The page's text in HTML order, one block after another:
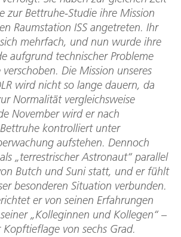
zur Bettruhe-Studie ihre Mission
Raumstation ISS angetreten. Ihr
mehrfach, und nun wurde ihre
aufgrund technischer Probleme
Die Mission unseres
wird nicht so lange dauern, da
Normalität vergleichsweise
November wird er nach
kontrolliert unter
aufstehen. Dennoch
„terrestrischer Astronaut“ parallel
Butch und Suni statt, und er fühlt
besonderen Situation verbunden.
er von seinen Erfahrungen
„Kolleginnen und Kollegen“ –
von sechs Grad.